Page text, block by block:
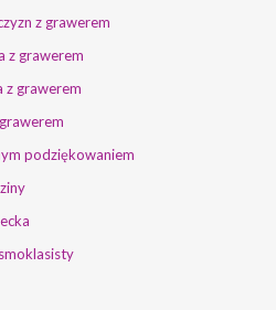
z grawerem
z grawerem
z grawerem
podziękowaniem